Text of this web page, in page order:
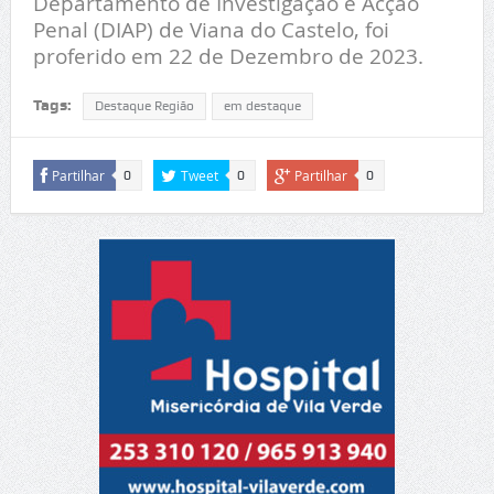
Penal (DIAP) de Viana do Castelo, foi
proferido em 22 de Dezembro de 2023.
Tags: Destaque Região em destaque
Partilhar 0 Tweet 0 Partilhar 0